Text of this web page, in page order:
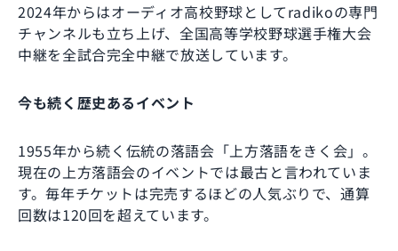
2024年からはオーディオ高校野球としてradikoの専門
チャンネルも立ち上げ、全国高等学校野球選手権大会
中継を全試合完全中継で放送しています。
今も続く歴史あるイベント
1955年から続く伝統の落語会「上方落語をきく会」。
現在の上方落語会のイベントでは最古と言われていま
す。毎年チケットは完売するほどの人気ぶりで、通算
回数は120回を超えています。